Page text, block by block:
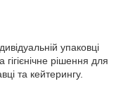
упаковці
рішення для
та кейтерингу.